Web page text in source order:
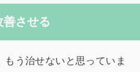
善させる
う治せないと思っていま